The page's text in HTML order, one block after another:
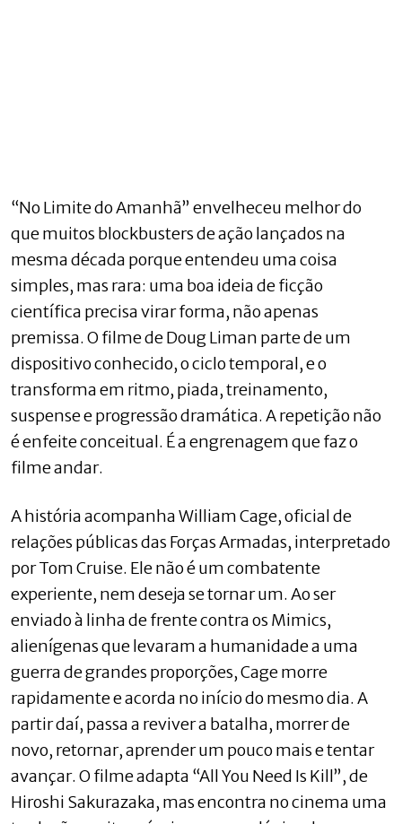
“No Limite do Amanhã” envelheceu melhor do
que muitos blockbusters de ação lançados na
mesma década porque entendeu uma coisa
simples, mas rara: uma boa ideia de ficção
científica precisa virar forma, não apenas
premissa. O filme de Doug Liman parte de um
dispositivo conhecido, o ciclo temporal, e o
transforma em ritmo, piada, treinamento,
suspense e progressão dramática. A repetição não
é enfeite conceitual. É a engrenagem que faz o
filme andar.
A história acompanha William Cage, oficial de
relações públicas das Forças Armadas, interpretado
por Tom Cruise. Ele não é um combatente
experiente, nem deseja se tornar um. Ao ser
enviado à linha de frente contra os Mimics,
alienígenas que levaram a humanidade a uma
guerra de grandes proporções, Cage morre
rapidamente e acorda no início do mesmo dia. A
partir daí, passa a reviver a batalha, morrer de
novo, retornar, aprender um pouco mais e tentar
avançar. O filme adapta “All You Need Is Kill”, de
Hiroshi Sakurazaka, mas encontra no cinema uma